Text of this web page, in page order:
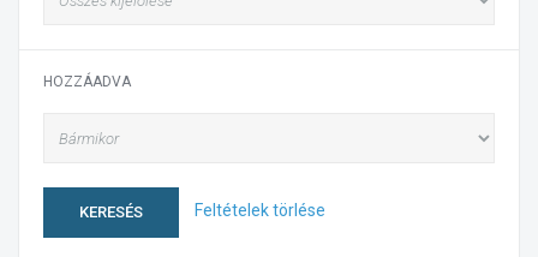
HOZZÁADVA
KERESÉS Feltételek törlése